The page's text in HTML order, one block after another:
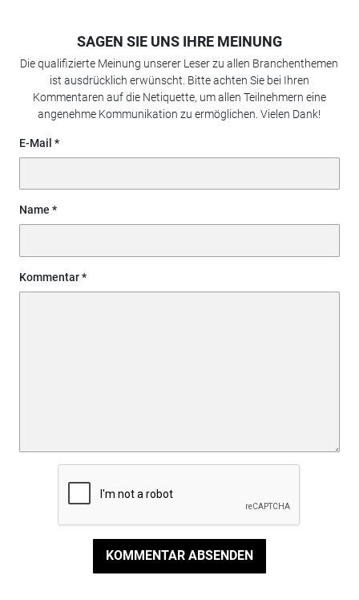
SAGEN SIE UNS IHRE MEINUNG
Die qualifizierte Meinung unserer Leser zu allen Branchenthemen
ist ausdrücklich erwünscht. Bitte achten Sie bei Ihren
Kommentaren auf die Netiquette, um allen Teilnehmern eine
angenehme Kommunikation zu ermöglichen. Vielen Dank!
E-Mail
Name
Kommentar
KOMMENTAR ABSENDEN